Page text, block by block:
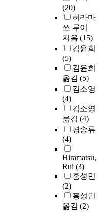
(20)
히라마
쓰 루이
지음 (15)
김윤희
(5)
김윤희
옮김 (5)
김소영
(4)
김소영
옮김 (4)
평송류
(4)
Hiramatsu,
Rui (3)
홍성민
(2)
홍성민
옮김 (2)